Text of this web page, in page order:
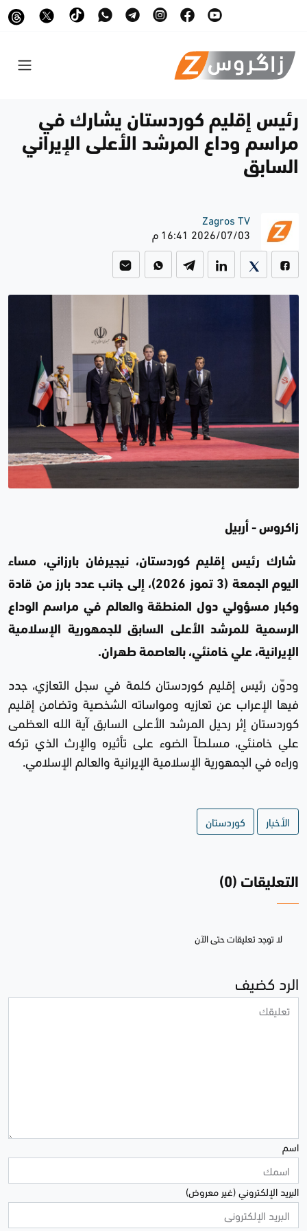
رئيس إقليم كوردستان يشارك في
مراسم وداع المرشد الأعلى الإيراني
السابق
Zagros TV
2026/07/03 16:41 م
زاكروس - أربيل
شارك رئيس إقليم كوردستان، نيجيرفان بارزاني، مساء
اليوم الجمعة (3 تموز 2026)، إلى جانب عدد بارز من قادة
وكبار مسؤولي دول المنطقة والعالم في مراسم الوداع
الرسمية للمرشد الأعلى السابق للجمهورية الإسلامية
الإيرانية، علي خامنئي، بالعاصمة طهران.
ودوّن رئيس إقليم كوردستان كلمة في سجل التعازي، جدد
فيها الإعراب عن تعازيه ومواساته الشخصية وتضامن إقليم
كوردستان إثر رحيل المرشد الأعلى السابق آية الله العظمى
علي خامنئي، مسلطاً الضوء على تأثيره والإرث الذي تركه
وراءه في الجمهورية الإسلامية الإيرانية والعالم الإسلامي.
الأخبار كوردستان
التعليقات (0)
لا توجد تعليقات حتى الآن
الرد كضيف
اسم
البريد الإلكتروني (غير معروض)